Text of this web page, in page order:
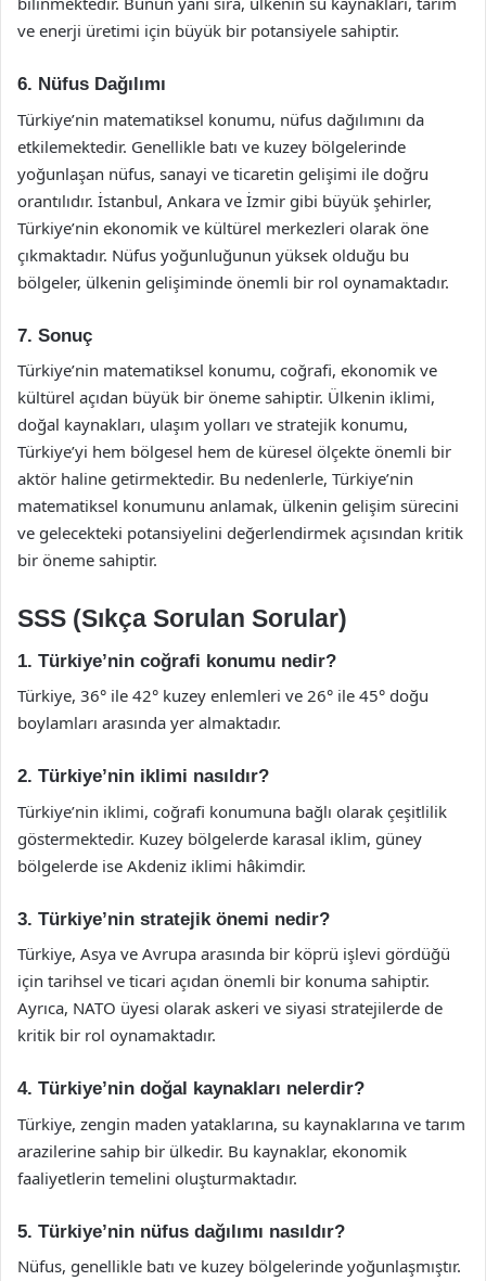
ve enerji üretimi için büyük bir potansiyele sahiptir.
6. Nüfus Dağılımı
Türkiye’nin matematiksel konumu, nüfus dağılımını da
etkilemektedir. Genellikle batı ve kuzey bölgelerinde
yoğunlaşan nüfus, sanayi ve ticaretin gelişimi ile doğru
orantılıdır. İstanbul, Ankara ve İzmir gibi büyük şehirler,
Türkiye’nin ekonomik ve kültürel merkezleri olarak öne
çıkmaktadır. Nüfus yoğunluğunun yüksek olduğu bu
bölgeler, ülkenin gelişiminde önemli bir rol oynamaktadır.
7. Sonuç
Türkiye’nin matematiksel konumu, coğrafi, ekonomik ve
kültürel açıdan büyük bir öneme sahiptir. Ülkenin iklimi,
doğal kaynakları, ulaşım yolları ve stratejik konumu,
Türkiye’yi hem bölgesel hem de küresel ölçekte önemli bir
aktör haline getirmektedir. Bu nedenlerle, Türkiye’nin
matematiksel konumunu anlamak, ülkenin gelişim sürecini
ve gelecekteki potansiyelini değerlendirmek açısından kritik
bir öneme sahiptir.
SSS (Sıkça Sorulan Sorular)
1. Türkiye’nin coğrafi konumu nedir?
Türkiye, 36° ile 42° kuzey enlemleri ve 26° ile 45° doğu
boylamları arasında yer almaktadır.
2. Türkiye’nin iklimi nasıldır?
Türkiye’nin iklimi, coğrafi konumuna bağlı olarak çeşitlilik
göstermektedir. Kuzey bölgelerde karasal iklim, güney
bölgelerde ise Akdeniz iklimi hâkimdir.
3. Türkiye’nin stratejik önemi nedir?
Türkiye, Asya ve Avrupa arasında bir köprü işlevi gördüğü
için tarihsel ve ticari açıdan önemli bir konuma sahiptir.
Ayrıca, NATO üyesi olarak askeri ve siyasi stratejilerde de
kritik bir rol oynamaktadır.
4. Türkiye’nin doğal kaynakları nelerdir?
Türkiye, zengin maden yataklarına, su kaynaklarına ve tarım
arazilerine sahip bir ülkedir. Bu kaynaklar, ekonomik
faaliyetlerin temelini oluşturmaktadır.
5. Türkiye’nin nüfus dağılımı nasıldır?
Nüfus, genellikle batı ve kuzey bölgelerinde yoğunlaşmıştır.